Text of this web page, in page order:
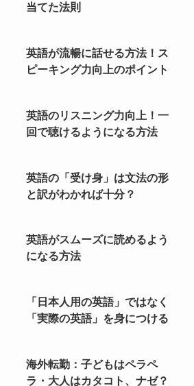
当てた法則
英語が流暢に話せる方法！ス
ピーキング力向上のポイント
英語のリスニング力向上！一
回で聴けるようになる方法
英語の「受け身」は文法の形
と訳がわかれば十分？
英語がスムーズに読めるよう
になる方法
「日本人用の英語」ではなく
「実際の英語」を身につける
海外転勤：子どもはペラペ
ラ・大人はカタコト、ナゼ？